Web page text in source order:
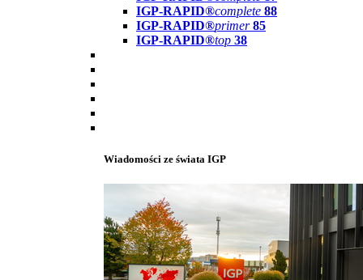
IGP-RAPID®complete 88
IGP-RAPID®primer 85
IGP-RAPID®top 38
Wiadomości ze świata IGP